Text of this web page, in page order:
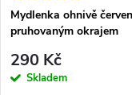
Mydlenka ohnivě
pruhovaným okrajem
290 Kč
Skladem